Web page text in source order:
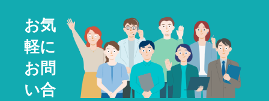
お気
軽に
お問
い合